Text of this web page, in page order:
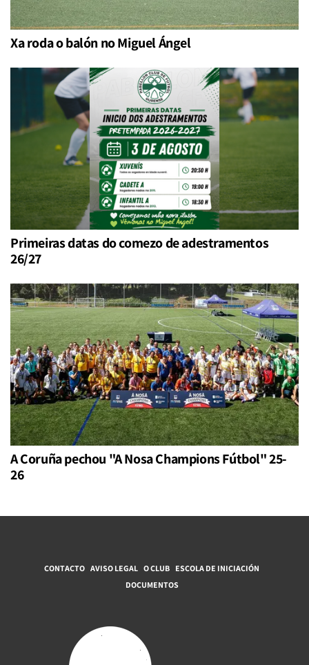
Xa roda o balón no Miguel Ángel
Primeiras datas do comezo de adestramentos
26/27
A Coruña pechou "A Nosa Champions Fútbol" 25-
26
CONTACTO AVISO LEGAL O CLUB ESCOLA DE INICIACIÓN
DOCUMENTOS